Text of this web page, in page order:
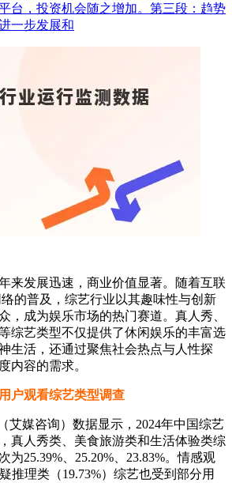
台，投资机会随之增加。第三段：趋势
一步发展和
发展迅速，商业价值显著。随着互联
的普及，综艺行业以其趣味性与创新
，成为娱乐市场的热门赛道。真人秀、
综艺类型不仅提供了休闲娱乐的丰富选
生活，还通过聚焦社会热点与人性探
内容的需求。
户观看综艺类型调查
媒咨询）数据显示，2024年中国综艺
真人秀类、美食旅游类和生活体验类综
为25.39%、25.20%、23.83%。情感观
推理类（19.73%）综艺也受到部分用